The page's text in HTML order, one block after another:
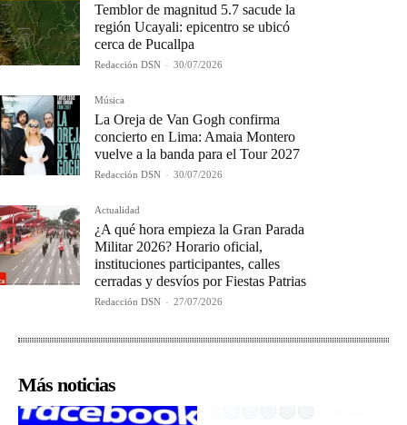
Temblor de magnitud 5.7 sacude la
región Ucayali: epicentro se ubicó
cerca de Pucallpa
Redacción DSN - 30/07/2026
Música
La Oreja de Van Gogh confirma
concierto en Lima: Amaia Montero
vuelve a la banda para el Tour 2027
Redacción DSN - 30/07/2026
Actualidad
¿A qué hora empieza la Gran Parada
Militar 2026? Horario oficial,
instituciones participantes, calles
cerradas y desvíos por Fiestas Patrias
Redacción DSN - 27/07/2026
Más noticias